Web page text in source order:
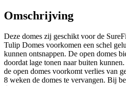
Omschrijving
Deze domes zij geschikt voor de
Tulip Domes voorkomen een schel
kunnen ontsnappen. De open domes
doordat lage tonen naar buiten
de open domes voorkomt verlies van
8 weken de domes te vervangen. Bij